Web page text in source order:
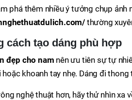
phá thêm nhiều ý tưởng chụp ảnh
thường
cách tạo dáng phù hợp
đẹp cho nam nên ưu tiên sự tự
khoanh tay nhẹ. Dáng đi
nghệ thuật hơn, hãy thử nhìn xa